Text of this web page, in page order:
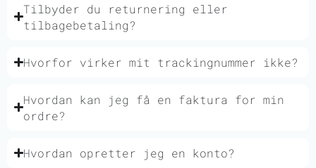
Tilbyder du returnering eller
tilbagebetaling?
Hvorfor virker mit trackingnummer ikke?
Hvordan kan jeg få en faktura for min
ordre?
Hvordan opretter jeg en konto?